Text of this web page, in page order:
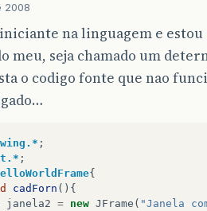
2008
na linguagem e
meu, seja chamado um
o codigo fonte que nao
;
;
{
cadForn (){
janela2 = new JFrame ( "Janela